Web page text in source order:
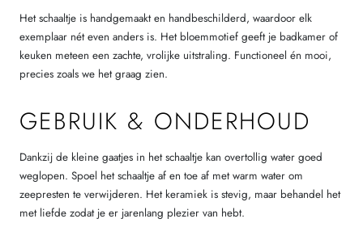
Het schaaltje is handgemaakt en handbeschilderd, waardoor elk
exemplaar nét even anders is. Het bloemmotief geeft je badkamer of
keuken meteen een zachte, vrolijke uitstraling. Functioneel én mooi,
precies zoals we het graag zien.
GEBRUIK & ONDERHOUD
Dankzij de kleine gaatjes in het schaaltje kan overtollig water goed
weglopen. Spoel het schaaltje af en toe af met warm water om
zeepresten te verwijderen. Het keramiek is stevig, maar behandel het
met liefde zodat je er jarenlang plezier van hebt.